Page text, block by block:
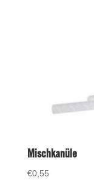
Mischkanüle
€0,55